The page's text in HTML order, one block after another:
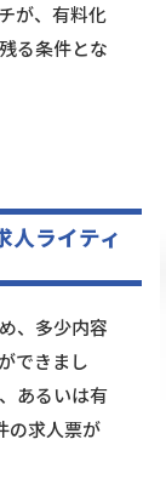
が、有料化
る条件とな
人ライティ
、多少内容
できまし
あるいは有
の求人票が